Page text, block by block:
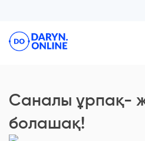
Саналы ұрпақ-
болашақ!